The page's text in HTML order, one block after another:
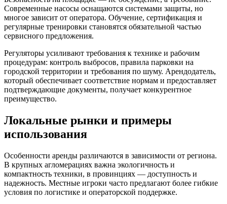
Современные насосы оснащаются системами защиты, но
многое зависит от оператора. Обучение, сертификация и
регулярные тренировки становятся обязательной частью
сервисного предложения.
Регуляторы усиливают требования к технике и рабочим
процедурам: контроль выбросов, правила парковки на
городской территории и требования по шуму. Арендодатель,
который обеспечивает соответствие нормам и предоставляет
подтверждающие документы, получает конкурентное
преимущество.
Локальные рынки и примеры
использования
Особенности аренды различаются в зависимости от региона.
В крупных агломерациях важна экологичность и
компактность техники, в провинциях — доступность и
надежность. Местные игроки часто предлагают более гибкие
условия по логистике и операторской поддержке.